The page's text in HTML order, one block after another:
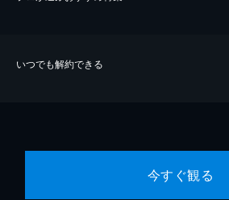
いつでも解約できる
今すぐ観る